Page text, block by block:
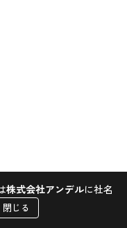
株式会社アンデルに社名
閉じる